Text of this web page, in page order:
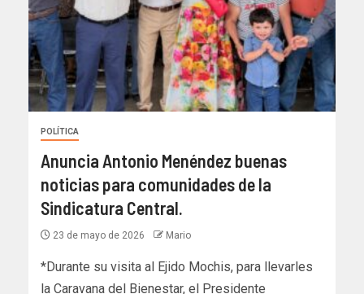
POLÍTICA
Anuncia Antonio Menéndez buenas
noticias para comunidades de la
Sindicatura Central.
23 de mayo de 2026 Mario
*Durante su visita al Ejido Mochis, para llevarles
la Caravana del Bienestar, el Presidente